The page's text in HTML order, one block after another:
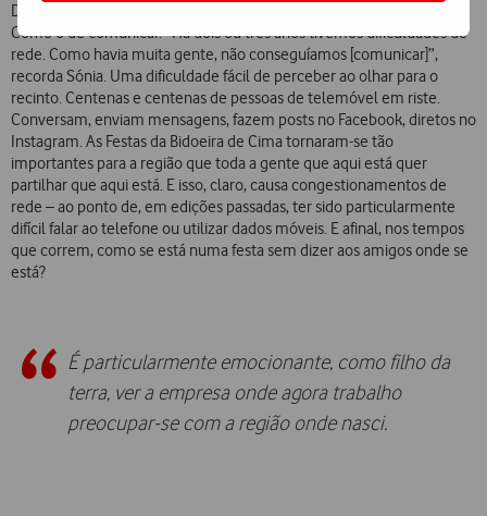
De tal forma que, nos últimos anos, novos desafios se levantaram.
Como o de comunicar. “Há dois ou três anos tivemos dificuldades de
rede. Como havia muita gente, não conseguíamos [comunicar]”,
recorda Sónia. Uma dificuldade fácil de perceber ao olhar para o
recinto. Centenas e centenas de pessoas de telemóvel em riste.
Conversam, enviam mensagens, fazem posts no Facebook, diretos no
Instagram. As Festas da Bidoeira de Cima tornaram-se tão
importantes para a região que toda a gente que aqui está quer
partilhar que aqui está. E isso, claro, causa congestionamentos de
rede – ao ponto de, em edições passadas, ter sido particularmente
difícil falar ao telefone ou utilizar dados móveis. E afinal, nos tempos
que correm, como se está numa festa sem dizer aos amigos onde se
está?
É particularmente emocionante, como filho da
terra, ver a empresa onde agora trabalho
preocupar-se com a região onde nasci.